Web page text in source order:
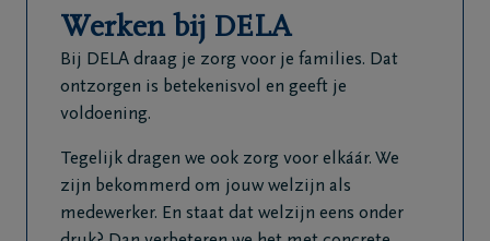
overlijden
14
61
12
Werken bij DELA
Bij DELA draag je zorg voor je families. Dat
ontzorgen is betekenisvol en geeft je
voldoening.
Tegelijk dragen we ook zorg voor elkáár. We
zijn bekommerd om jouw welzijn als
medewerker. En staat dat welzijn eens onder